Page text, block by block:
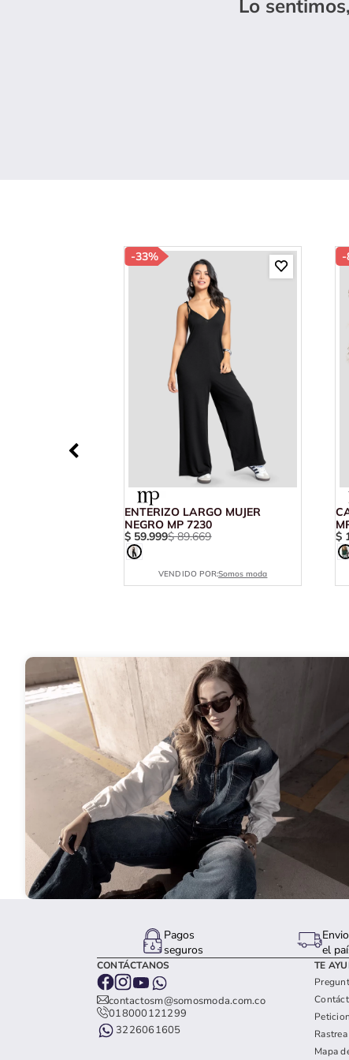
Lo
-33%
ENTERIZO LARGO MUJER
NEGRO MP 7230
$ 59.999$ 89.669
VENDIDO POR:Somos moda
-
$
Pagos
seguros
el
CONTÁCTANOS
contactosm@somosmoda.com.co
018000121299
3226061605
TE
Mapa
10.